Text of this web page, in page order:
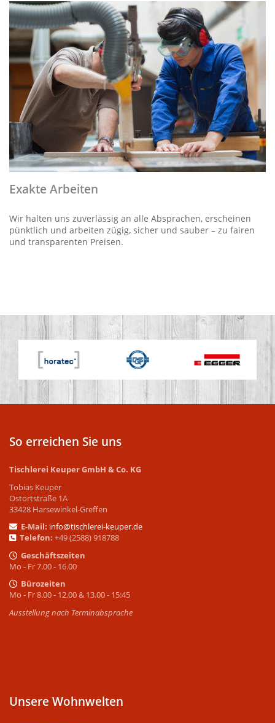
Exakte Arbeiten
Wir halten uns zuverlässig an alle Absprachen, erscheinen
pünktlich und arbeiten zügig, sicher und sauber – zu fairen
und transparenten Preisen.
So erreichen Sie uns
Tischlerei Keuper GmbH & Co. KG
Tobias Keuper
Ostortstraße 1A
33428 Harsewinkel-Greffen
E-Mail: info@tischlerei-keuper.de
Telefon: +49 (2588) 918788
Geschäftszeiten
Mo - Fr 7.00 - 16.00
Bürozeiten
Mo - Fr 8.00 - 12.00 & 13.00 - 15:45
Ausstellung nach Terminabsprache
Unsere Wohnwelten